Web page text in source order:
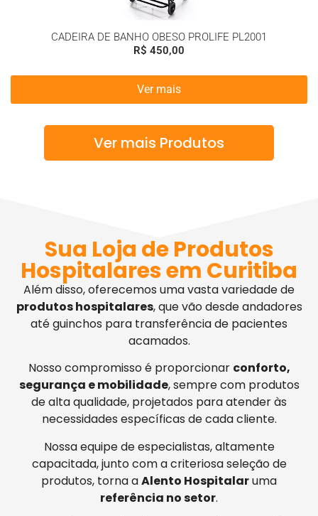
CADEIRA DE BANHO OBESO PROLIFE PL2001
R$ 450,00
Ver mais
Ver mais Produtos
Sua Loja de Produtos
Hospitalares em Curitiba
Além disso, oferecemos uma vasta variedade de
produtos hospitalares, que vão desde andadores
até guinchos para transferência de pacientes
acamados.
Nosso compromisso é proporcionar conforto,
segurança e mobilidade, sempre com produtos
de alta qualidade, projetados para atender às
necessidades específicas de cada cliente.
Nossa equipe de especialistas, altamente
capacitada, junto com a criteriosa seleção de
produtos, torna aAlento Hospitalaruma
referência no setor.